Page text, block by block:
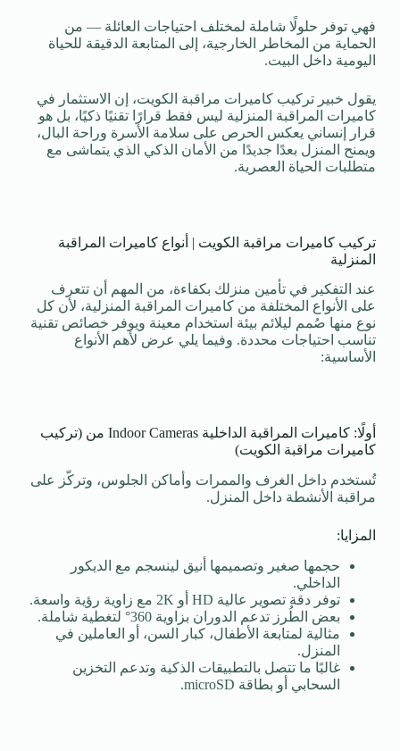
فهي توفر حلولًا شاملة لمختلف احتياجات العائلة — من
الحماية من المخاطر الخارجية، إلى المتابعة الدقيقة للحياة
اليومية داخل البيت.
يقول خبير تركيب كاميرات مراقبة الكويت، إن الاستثمار في
كاميرات المراقبة المنزلية ليس فقط قرارًا تقنيًا ذكيًا، بل هو
قرار إنساني يعكس الحرص على سلامة الأسرة وراحة البال،
ويمنح المنزل بعدًا جديدًا من الأمان الذكي الذي يتماشى مع
متطلبات الحياة العصرية.
تركيب كاميرات مراقبة الكويت | أنواع كاميرات المراقبة
المنزلية
عند التفكير في تأمين منزلك بكفاءة، من المهم أن تتعرف
على الأنواع المختلفة من كاميرات المراقبة المنزلية، لأن كل
نوع منها صُمم ليلائم بيئة استخدام معينة ويوفر خصائص تقنية
تناسب احتياجات محددة. وفيما يلي عرض لأهم الأنواع
الأساسية:
أولًا: كاميرات المراقبة الداخلية Indoor Cameras من (تركيب
كاميرات مراقبة الكويت)
تُستخدم داخل الغرف والممرات وأماكن الجلوس، وتركّز على
مراقبة الأنشطة داخل المنزل.
المزايا:
حجمها صغير وتصميمها أنيق لينسجم مع الديكور
الداخلي.
توفر دقة تصوير عالية HD أو 2K مع زاوية رؤية واسعة.
بعض الطُرز تدعم الدوران بزاوية 360° لتغطية شاملة.
مثالية لمتابعة الأطفال، كبار السن، أو العاملين في
المنزل.
غالبًا ما تتصل بالتطبيقات الذكية وتدعم التخزين
السحابي أو بطاقة microSD.